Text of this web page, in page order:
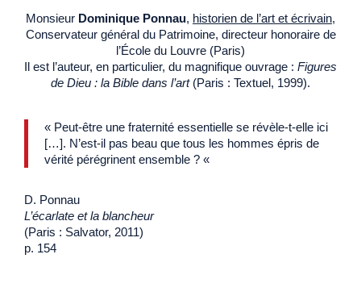
Monsieur Dominique Ponnau, historien de l’art et écrivain,
Conservateur général du Patrimoine, directeur honoraire de
l’École du Louvre (Paris)
Il est l’auteur, en particulier, du magnifique ouvrage : Figures
de Dieu : la Bible dans l’art(Paris : Textuel, 1999).
« Peut-être une fraternité essentielle se révèle-t-elle ici
[…]. N’est-il pas beau que tous les hommes épris de
vérité pérégrinent ensemble ? «
D. Ponnau
L’écarlate et la blancheur
(Paris : Salvator, 2011)
p. 154